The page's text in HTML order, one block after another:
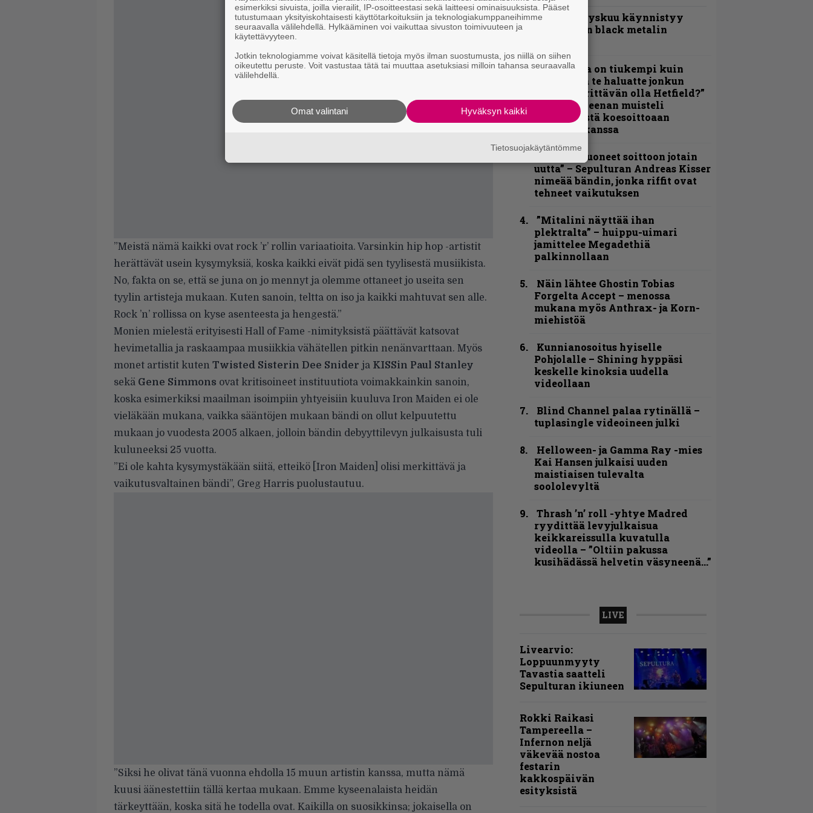
”Meistä nämä kaikki ovat rock ’r’ rollin variaatioita. Varsinkin hip hop -artistit
herättävät usein kysymyksiä, koska kaikki eivät pidä sen tyylisestä musiikista.
No, fakta on se, että se juna on jo mennyt ja olemme ottaneet jo useita sen
tyylin artisteja mukaan. Kuten sanoin, teltta on iso ja kaikki mahtuvat sen alle.
Rock ’n’ rollissa on kyse asenteesta ja hengestä.”
Monien mielestä erityisesti Hall of Fame -nimityksistä päättävät katsovat
hevimetallia ja raskaampaa musiikkia vähätellen pitkin nenänvarttaan. Myös
monet artistit kuten Twisted Sisterin Dee Snider ja KISSin Paul Stanley
sekä Gene Simmons ovat kritisoineet instituutiota voimakkainkin sanoin,
koska esimerkiksi maailman isoimpiin yhtyeisiin kuuluva Iron Maiden ei ole
vieläkään mukana, vaikka sääntöjen mukaan bändi on ollut kelpuutettu
mukaan jo vuodesta 2005 alkaen, jolloin bändin debyyttilevyn julkaisusta tuli
kuluneeksi 25 vuotta.
”Ei ole kahta kysymystäkään siitä, etteikö [Iron Maiden] olisi merkittävä ja
vaikutusvaltainen bändi”, Greg Harris puolustautuu.
”Siksi he olivat tänä vuonna ehdolla 15 muun artistin kanssa, mutta nämä
kuusi äänestettiin tällä kertaa mukaan. Emme kyseenalaista heidän
tärkeyttään, koska sitä he todella ovat. Kaikilla on suosikkinsa; jokaisella on
Espoon syyskuu käynnistyy
kotimaisen black metalin
”Metallica on tiukempi kuin
koskaan ja te haluatte jonkun
nulikan yrittävän olla Hetfield?”
– Pepper Keenan muisteli
ensimmäistä koesoittoaan
hevijätin kanssa
”He ovat tuoneet soittoon jotain
uutta” – Sepulturan Andreas Kisser
nimeää bändin, jonka riffit ovat
tehneet vaikutuksen
”Mitalini näyttää ihan
plektralta” – huippu-uimari
jamittelee Megadethiä
palkinnollaan
Näin lähtee Ghostin Tobias
Forgelta Accept – menossa
mukana myös Anthrax- ja Korn-
miehistöä
Kunnianosoitus hyiselle
Pohjolalle – Shining hyppäsi
keskelle kinoksia uudella
videollaan
Blind Channel palaa rytinällä –
tuplasingle videoineen julki
Helloween- ja Gamma Ray -mies
Kai Hansen julkaisi uuden
maistiaisen tulevalta
soololevyltä
Thrash ’n’ roll -yhtye Madred
ryydittää levyjulkaisua
keikkareissulla kuvatulla
videolla – ”Oltiin pakussa
kusihädässä helvetin väsyneenä…”
LIVE
Livearvio:
Loppuunmyyty
Tavastia saatteli
Sepulturan ikiuneen
Rokki Raikasi
Tampereella –
Infernon neljä
väkevää nostoa
festarin
kakkospäivän
esityksistä
esimerkiksi sivuista, joilla vierailit, IP-osoitteestasi sekä laitteesi ominaisuuksista. Pääset
tutustumaan yksityiskohtaisesti käyttötarkoituksiin ja teknologiakumppaneihimme
seuraavalla välilehdellä. Hylkääminen voi vaikuttaa sivuston toimivuuteen ja
käytettävyyteen.
Jotkin teknologiamme voivat käsitellä tietoja myös ilman suostumusta, jos niillä on siihen
oikeutettu peruste. Voit vastustaa tätä tai muuttaa asetuksiasi milloin tahansa seuraavalla
välilehdellä.
Hyväksyn kaikki
Omat valintani
Tietosuojakäytäntömme